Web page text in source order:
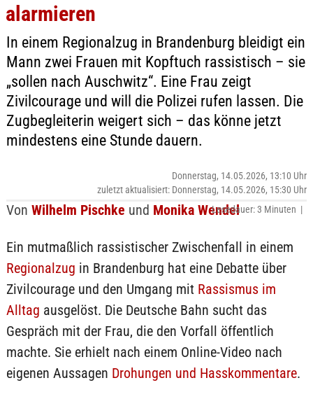
alarmieren
In einem Regionalzug in Brandenburg bleidigt ein
Mann zwei Frauen mit Kopftuch rassistisch – sie
„sollen nach Auschwitz“. Eine Frau zeigt
Zivilcourage und will die Polizei rufen lassen. Die
Zugbegleiterin weigert sich – das könne jetzt
mindestens eine Stunde dauern.
Von Wilhelm Pischke und Monika Wendel
Donnerstag, 14.05.2026, 13:10 Uhr
zuletzt aktualisiert: Donnerstag, 14.05.2026, 15:30 Uhr
Lesedauer: 3 Minuten |
Ein mutmaßlich rassistischer Zwischenfall in einem
Regionalzug in Brandenburg hat eine Debatte über
Zivilcourage und den Umgang mit Rassismus im
Alltag ausgelöst. Die Deutsche Bahn sucht das
Gespräch mit der Frau, die den Vorfall öffentlich
machte. Sie erhielt nach einem Online-Video nach
eigenen Aussagen Drohungen und Hasskommentare.